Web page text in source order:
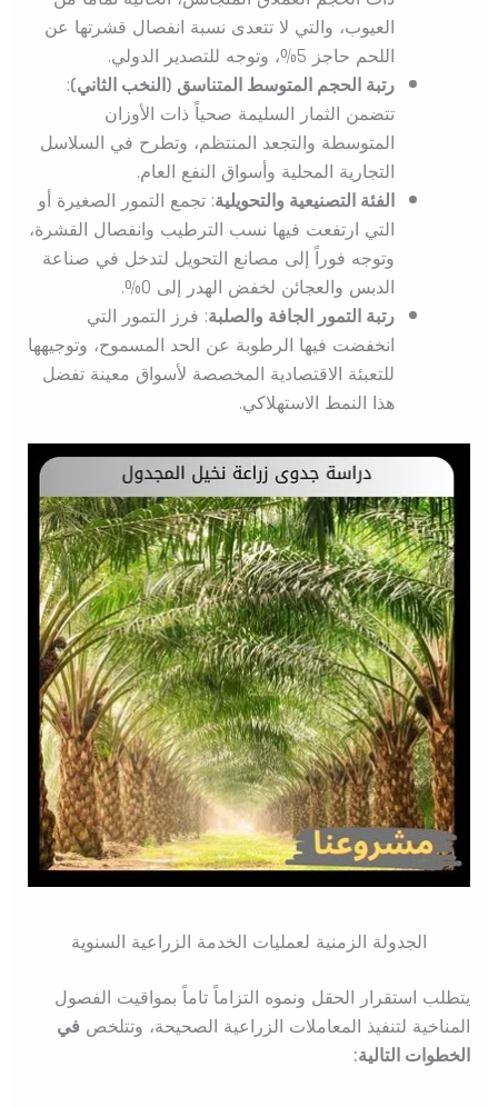
العيوب، والتي لا تتعدى نسبة انفصال قشرتها عن
اللحم حاجز 5%، وتوجه للتصدير الدولي.
رتبة الحجم المتوسط المتناسق (النخب الثاني):
تتضمن الثمار السليمة صحياً ذات الأوزان
المتوسطة والتجعد المنتظم، وتطرح في السلاسل
التجارية المحلية وأسواق النفع العام.
الفئة التصنيعية والتحويلية: تجمع التمور الصغيرة أو
التي ارتفعت فيها نسب الترطيب وانفصال القشرة،
وتوجه فوراً إلى مصانع التحويل لتدخل في صناعة
الدبس والعجائن لخفض الهدر إلى 0%.
رتبة التمور الجافة والصلبة: فرز التمور التي
انخفضت فيها الرطوبة عن الحد المسموح، وتوجيهها
للتعبئة الاقتصادية المخصصة لأسواق معينة تفضل
هذا النمط الاستهلاكي.
الجدولة الزمنية لعمليات الخدمة الزراعية السنوية
يتطلب استقرار الحقل ونموه التزاماً تاماً بمواقيت الفصول
المناخية لتنفيذ المعاملات الزراعية الصحيحة، وتتلخص في
الخطوات التالية: